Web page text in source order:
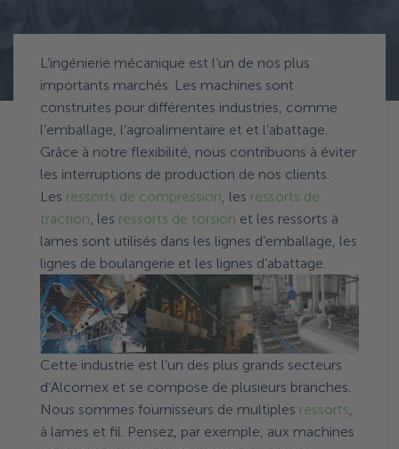
L’ingénierie mécanique est l’un de nos plus
importants marchés. Les machines sont
construites pour différentes industries, comme
l’emballage, l’agroalimentaire et et l’abattage.
Grâce à notre flexibilité, nous contribuons à éviter
les interruptions de production de nos clients.
Les ressorts de compression, les ressorts de
traction, les ressorts de torsion et les ressorts à
lames sont utilisés dans les lignes d’emballage, les
lignes de boulangerie et les lignes d’abattage.
Cette industrie est l’un des plus grands secteurs
d’Alcomex et se compose de plusieurs branches.
Nous sommes fournisseurs de multiples ressorts,
à lames et fil. Pensez, par exemple, aux machines